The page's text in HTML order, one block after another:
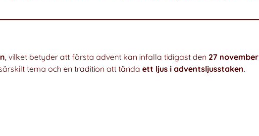
, vilket betyder att första advent kan infalla tidigast den 27 november
tema och en tradition att tända ett ljus i adventsljusstaken.